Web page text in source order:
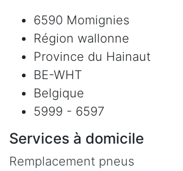
6590 Momignies
Région wallonne
Province du Hainaut
BE-WHT
Belgique
5999 - 6597
Services à domicile
Remplacement pneus